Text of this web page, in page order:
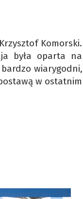
Komorski.
była oparta na
wiarygodni,
w ostatnim